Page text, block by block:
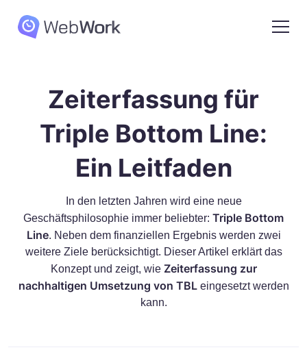
Zeiterfassung für
Triple Bottom Line:
Ein Leitfaden
In den letzten Jahren wird eine neue
Geschäftsphilosophie immer beliebter: Triple Bottom
Line. Neben dem finanziellen Ergebnis werden zwei
weitere Ziele berücksichtigt. Dieser Artikel erklärt das
Konzept und zeigt, wie Zeiterfassung zur
nachhaltigen Umsetzung von TBLeingesetzt werden
kann.